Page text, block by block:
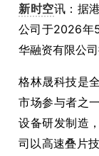
新时空讯：据
公司于2026年
华融资有限公
格林晟科技是
市场参与者之
设备研发制造
司以高速叠片